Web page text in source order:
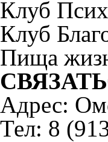
Клуб
Клуб
Пища
Адрес:
Тел: 8